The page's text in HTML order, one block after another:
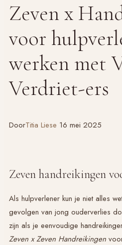
Zeven x
voor
werken met
Verdriet-ers
DoorTitia Liese 16 mei 2025
Zeven handreikingen
Als hulpverlener kun je niet alles
gevolgen van jong ouderverlies
zijn als je eenvoudige
Zeven x Zeven Handreikingen